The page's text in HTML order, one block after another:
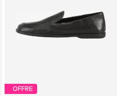
OFFRE